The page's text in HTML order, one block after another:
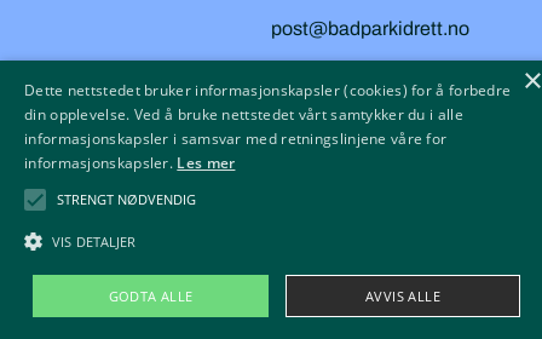
post@badparkidrett.no
Copyright © 2026 BAD, PARK OG IDRETTPersonvern
Cookies
×
Dette nettstedet bruker informasjonskapsler (cookies) for å forbedre
din opplevelse. Ved å bruke nettstedet vårt samtykker du i alle
informasjonskapsler i samsvar med retningslinjene våre for
informasjonskapsler. Les mer
STRENGT NØDVENDIG
VIS DETALJER
GODTA ALLE AVVIS ALLE